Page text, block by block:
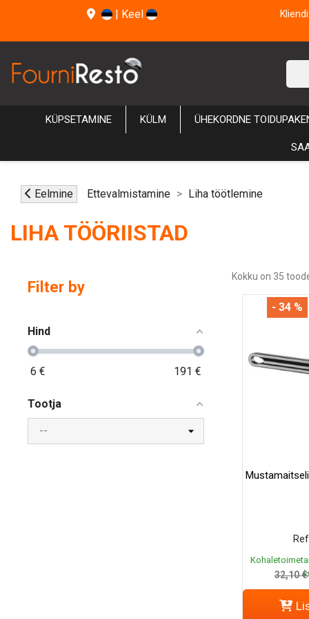
| Keel
KÜPSETAMINE KÜLM ÜHEKORDNE
Eelmine Ettevalmistamine Liha töötlemine
LIHA TÖÖRIISTAD
Filter by
Hind
6 € 191 €
Tootja
Kokku on 35
32,10
- 34 %